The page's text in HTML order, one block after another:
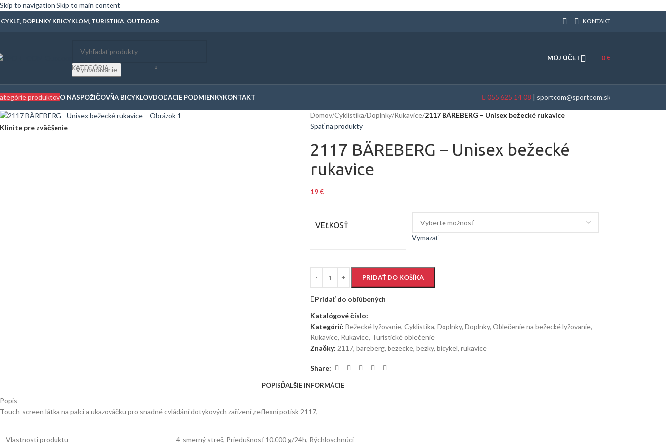
Skip to navigation Skip to main content
DOPLNKY K BICYKLOM, TURISTIKA, OUTDOOR KONTAKT
KATEGÓRIA
Vyhľadávanie
MÔJ ÚČET 0€
produktovO NÁSPOŽIČOVŇA BICYKLOVDODACIE PODMIENKYKONTAKT 055 625 14 08 | sportcom@sportcom.sk
Klinite pre zväčšenie
Domov/Cyklistika/Doplnky/Rukavice/2117 BÄREBERG – Unisex bežecké rukavice
Späť na produkty
2117 BÄREBERG – Unisex bežecké
rukavice
19€
VEĽKOSŤ
Vymazať
PRIDAŤ DO KOŠÍKA
Pridať do obľúbených
Katalógové číslo: -
Kategórií: Bežecké lyžovanie, Cyklistika, Doplnky, Doplnky, Oblečenie na bežecké lyžovanie,
Rukavice, Rukavice, Turistické oblečenie
Značky: 2117, bareberg, bezecke, bezky, bicykel, rukavice
Share:
POPISĎALŠIE INFORMÁCIE
Popis
Touch-screen látka na palci a ukazováčku pro snadné ovládání dotykových zařízení ,reflexní potisk 2117,
Vlastnosti produktu 4-smerný streč, Priedušnosť 10.000 g/24h, Rýchloschnúci